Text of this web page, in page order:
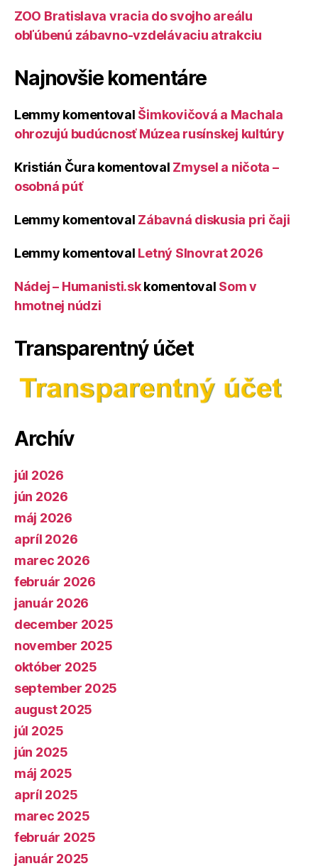
ZOO Bratislava vracia do svojho areálu
obľúbenú zábavno-vzdelávaciu atrakciu
Najnovšie komentáre
Lemmy komentoval Šimkovičová a Machala
ohrozujú budúcnosť Múzea rusínskej kultúry
Kristián Čura komentoval Zmysel a ničota –
osobná púť
Lemmy komentoval Zábavná diskusia pri čaji
Lemmy komentoval Letný Slnovrat 2026
Nádej – Humanisti.skkomentoval Som v
hmotnej núdzi
Transparentný účet
Archív
júl 2026
jún 2026
máj 2026
apríl 2026
marec 2026
február 2026
január 2026
december 2025
november 2025
október 2025
september 2025
august 2025
júl 2025
jún 2025
máj 2025
apríl 2025
marec 2025
február 2025
január 2025